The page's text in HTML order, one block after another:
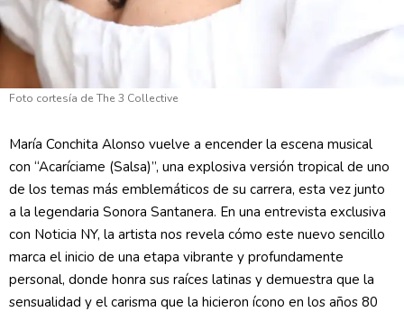
Foto cortesía de The 3 Collective
María Conchita Alonso vuelve a encender la escena musical
con “Acaríciame (Salsa)”, una explosiva versión tropical de uno
de los temas más emblemáticos de su carrera, esta vez junto
a la legendaria Sonora Santanera. En una entrevista exclusiva
con Noticia NY, la artista nos revela cómo este nuevo sencillo
marca el inicio de una etapa vibrante y profundamente
personal, donde honra sus raíces latinas y demuestra que la
sensualidad y el carisma que la hicieron ícono en los años 80